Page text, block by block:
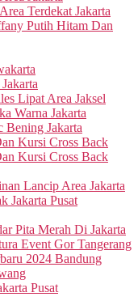
Terdekat Jakarta
Putih Hitam Dan
Lipat Area Jaksel
Warna Jakarta
Bening Jakarta
Kursi Cross Back
Kursi Cross Back
Lancip Area Jakarta
Jakarta Pusat
Pita Merah Di Jakarta
Event Gor Tangerang
2024 Bandung
Pusat